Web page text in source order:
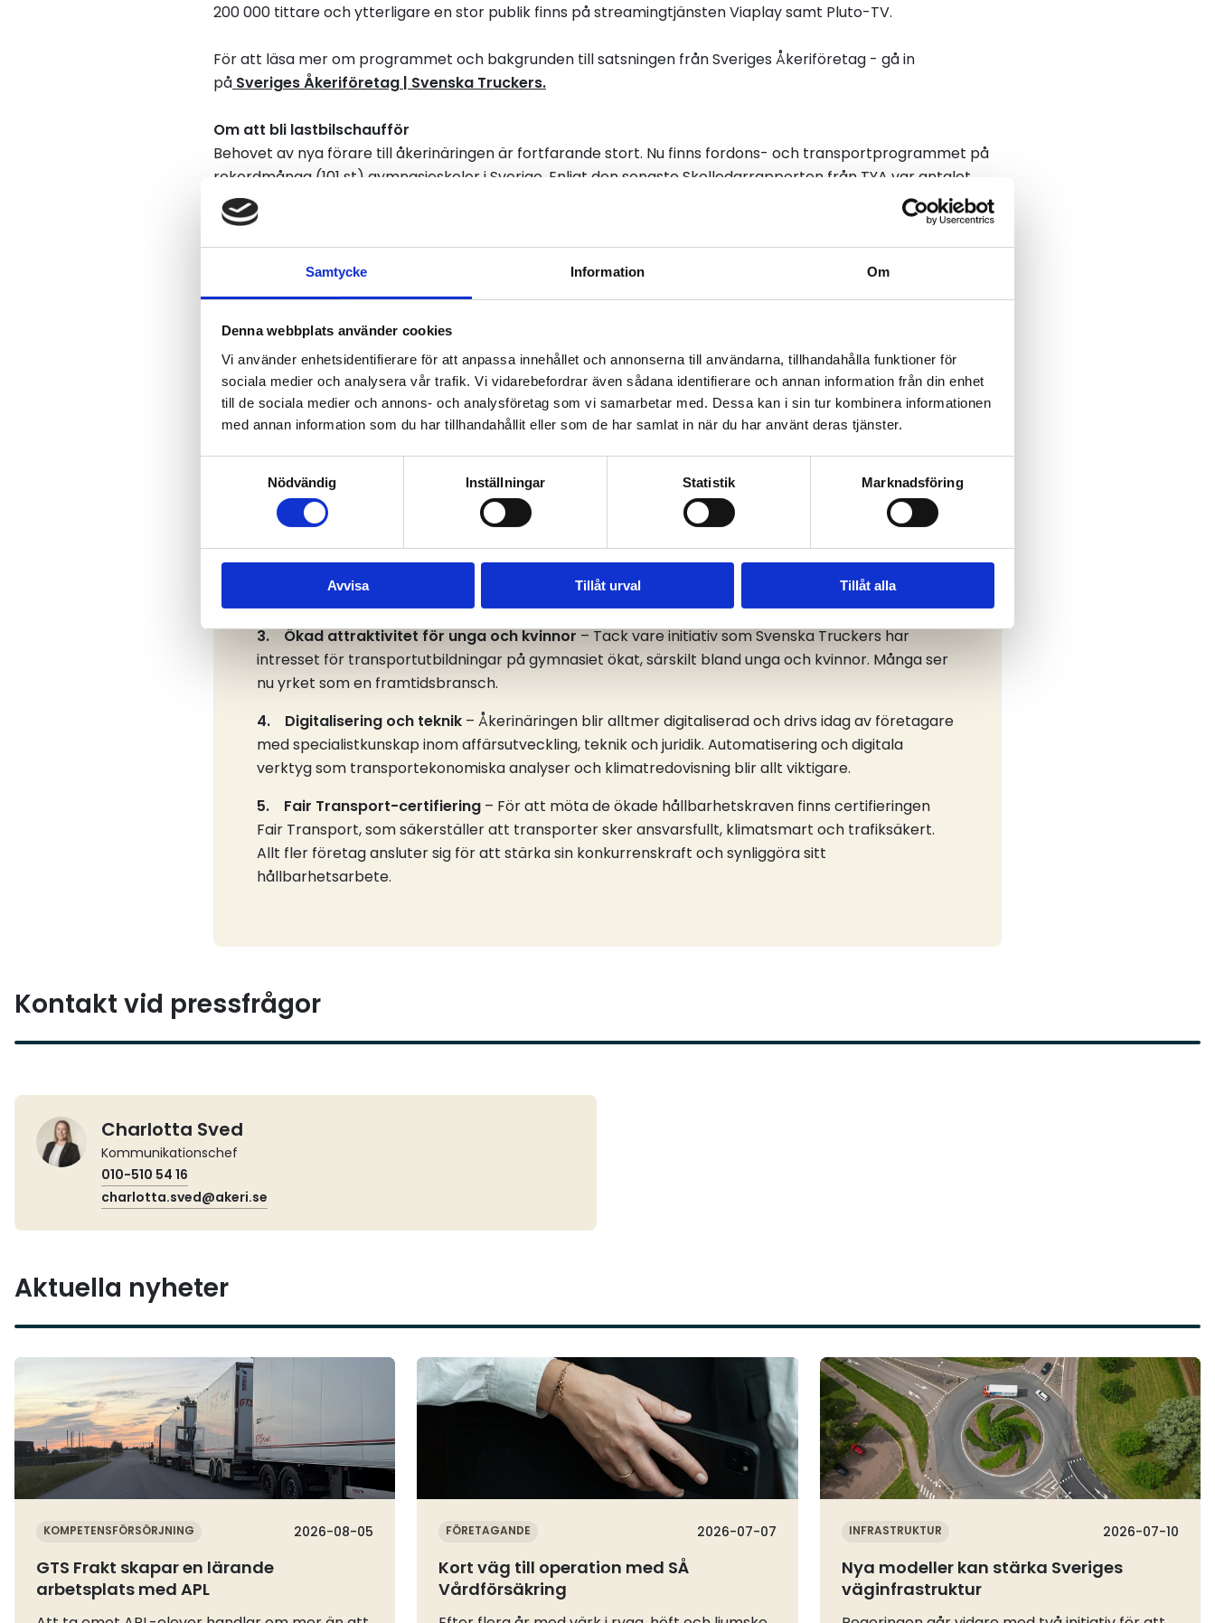
Samtycke Information Om
Denna webbplats använder cookies
Vi använder enhetsidentifierare för att anpassa innehållet och annonserna till användarna, tillhandahålla funktioner för
sociala medier och analysera vår trafik. Vi vidarebefordrar även sådana identifierare och annan information från din enhet
till de sociala medier och annons- och analysföretag som vi samarbetar med. Dessa kan i sin tur kombinera informationen
med annan information som du har tillhandahållit eller som de har samlat in när du har använt deras tjänster.
Nödvändig
Inställningar Statistik Marknadsföring
Avvisa Tillåt urval Tillåt alla
200 000 tittare och ytterligare en stor publik finns på streamingtjänsten Viaplay samt Pluto-TV.
För att läsa mer om programmet och bakgrunden till satsningen från Sveriges Åkeriföretag - gå in
på Sveriges Åkeriföretag | Svenska Truckers.
Om att bli lastbilschaufför
Behovet av nya förare till åkerinäringen är fortfarande stort. Nu finns fordons- och transportprogrammet på
rekordmånga (101 st) gymnasieskolor i Sverige. Enligt den senaste Skolledarrapporten från TYA varantalet
sökande och antagna läsåret 2024/2025 4 074 respektive 2 210 och glädjande var andelen tjejer på
transportprogrammet 33 procent. Enligt samma rapport får 85 procent på transportprogrammet
anställning som lastbilschaufför direkt efter examen. I nio län är siffran 90 procent och uppåt.
Fem fakta om åkerinäringen
omsätter cirka 170 miljarder kronor, motsvarande omkring 4 procent av BNP, och sysselsätter
över 225 000 personer.
2. Hållbarhetsomställning– Åkerinäringen är mitt i en stor klimatomställning där företag
investerar i fossilfria drivmedel, elektrifiering och högkapacitetsfordon för att minska branschens
3. Ökad attraktivitet för unga och kvinnor– Tack vare initiativ som Svenska Truckers har
intresset för transportutbildningar på gymnasiet ökat, särskilt bland unga och kvinnor. Många ser
nu yrket som en framtidsbransch.
4. Digitalisering och teknik – Åkerinäringen blir alltmer digitaliserad och drivs idag av företagare
med specialistkunskap inom affärsutveckling, teknik och juridik. Automatisering och digitala
verktyg som transportekonomiska analyser och klimatredovisning blir allt viktigare.
5. Fair Transport-certifiering – För att möta de ökade hållbarhetskraven finns certifieringen
Fair Transport, som säkerställer att transporter sker ansvarsfullt, klimatsmart och trafiksäkert.
Allt fler företag ansluter sig för att stärka sin konkurrenskraft och synliggöra sitt
hållbarhetsarbete.
Kontakt vid pressfrågor
Charlotta Sved
Kommunikationschef
010-510 54 16
charlotta.sved@akeri.se
Aktuella nyheter
KOMPETENSFÖRSÖRJNING 2026-08-05
GTS Frakt skapar en lärande
arbetsplats med APL
Läs mer
FÖRETAGANDE 2026-07-07
Kort väg till operation med SÅ
Vårdförsäkring
Läs mer
INFRASTRUKTUR 2026-07-10
Nya modeller kan stärka Sveriges
väginfrastruktur
Läs mer